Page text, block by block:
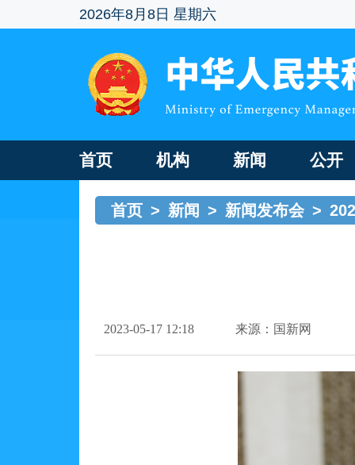
2026年8月8日 星期六
首页 机构 新闻 公开
首页 > 新闻 > 新闻发布会 >
2023-05-17 12:18 来源：国新网